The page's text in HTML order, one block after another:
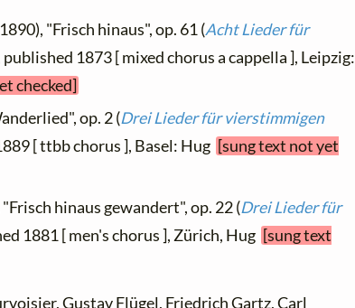
"Frisch hinaus", op. 61 (Acht Lieder für
published 1873 [ mixed chorus a cappella ], Leipzig:
checked]
op. 2 (Drei Lieder für vierstimmigen
[ ttbb chorus ], Basel: Hug [sung text not yet
hinaus gewandert", op. 22 (Drei Lieder für
1881 [ men's chorus ], Zürich, Hug [sung text
Gustav Flügel, Friedrich Gartz, Carl